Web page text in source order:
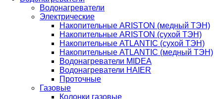
Водонагреватели
Электрические
Накопительные ARISTON (медный ТЭН)
Накопительные ARISTON (сухой ТЭН)
Накопительные ATLANTIC (сухой ТЭН)
Накопительные ATLANTIC (медный ТЭН)
Водонагреватели MIDEA
Водонагреватели HAIER
Проточные
Газовые
Колонки газовые